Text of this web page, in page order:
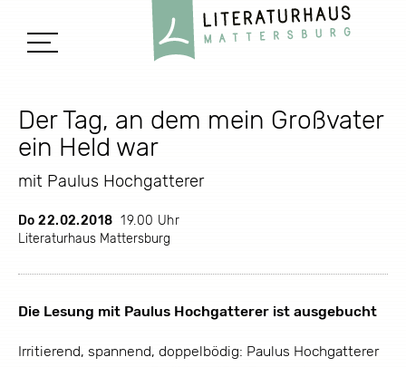
Der Tag, an dem mein Großvater
ein Held war
mit Paulus Hochgatterer
Do 22.02.2018 19.00 Uhr
Literaturhaus Mattersburg
Die Lesung mit Paulus Hochgatterer ist ausgebucht
Irritierend, spannend, doppelbödig: Paulus Hochgatterer